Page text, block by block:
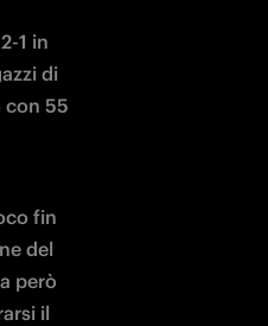
1 in
di
con 55
fin
del
però
il